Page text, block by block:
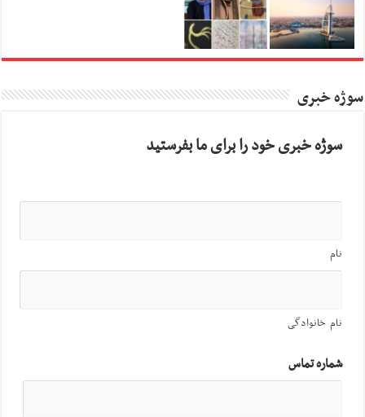
سوژه خبری
سوژه خبری خود را برای ما بفرستید
نام
نام خانوادگی
شماره تماس